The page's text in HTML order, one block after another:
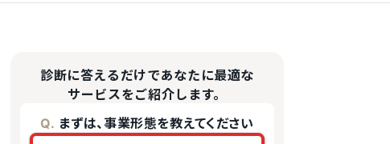
診断に答えるだけであなたに最適な
サービスをご紹介します。
Q. まずは、事業形態を教えてください